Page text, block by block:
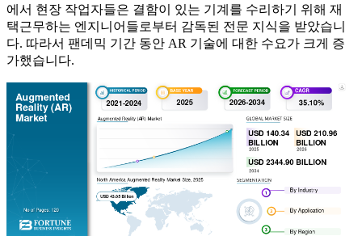
에서 현장 작업자들은 결함이 있는 기계를 수리하기 위해 재
택근무하는 엔지니어들로부터 감독된 전문 지식을 받았습니
다. 따라서 팬데믹 기간 동안 AR 기술에 대한 수요가 크게 증
가했습니다.